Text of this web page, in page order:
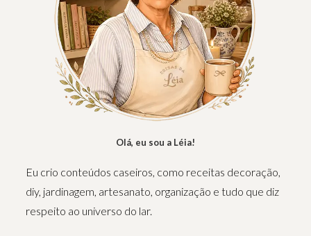
Olá, eu sou a Léia!
Eu crio conteúdos caseiros, como receitas decoração,
diy, jardinagem, artesanato, organização e tudo que diz
respeito ao universo do lar.